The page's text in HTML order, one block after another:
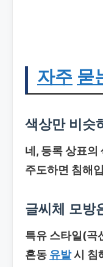
자주 묻
색상만 비슷
네, 등록 상표의
주도하면 침해
글씨체 모방
특유 스타일(곡
혼동 유발시 침